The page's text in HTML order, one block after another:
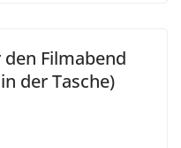
Filmabend
der Tasche)